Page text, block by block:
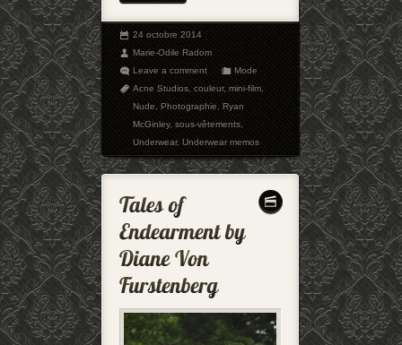
24 octobre 2014
Marie-Odile Radom
Leave a comment
Mode
Acne Studios,couleur,mini-film,
Nude,Photographie,Ryan
McGinley,sous-vêtements,
Underwear,Underwear memos